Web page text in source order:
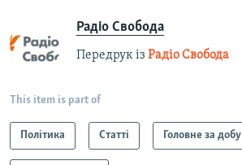
Радіо Свобода
Передрук із Радіо Свобода
This item is part of
Політика Статті Головне за добу